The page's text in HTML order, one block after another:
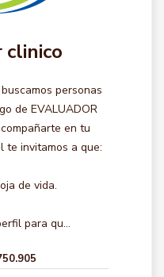
clinico
personas
de EVALUADOR
en tu
te invitamos a que:
de vida.
para qu...